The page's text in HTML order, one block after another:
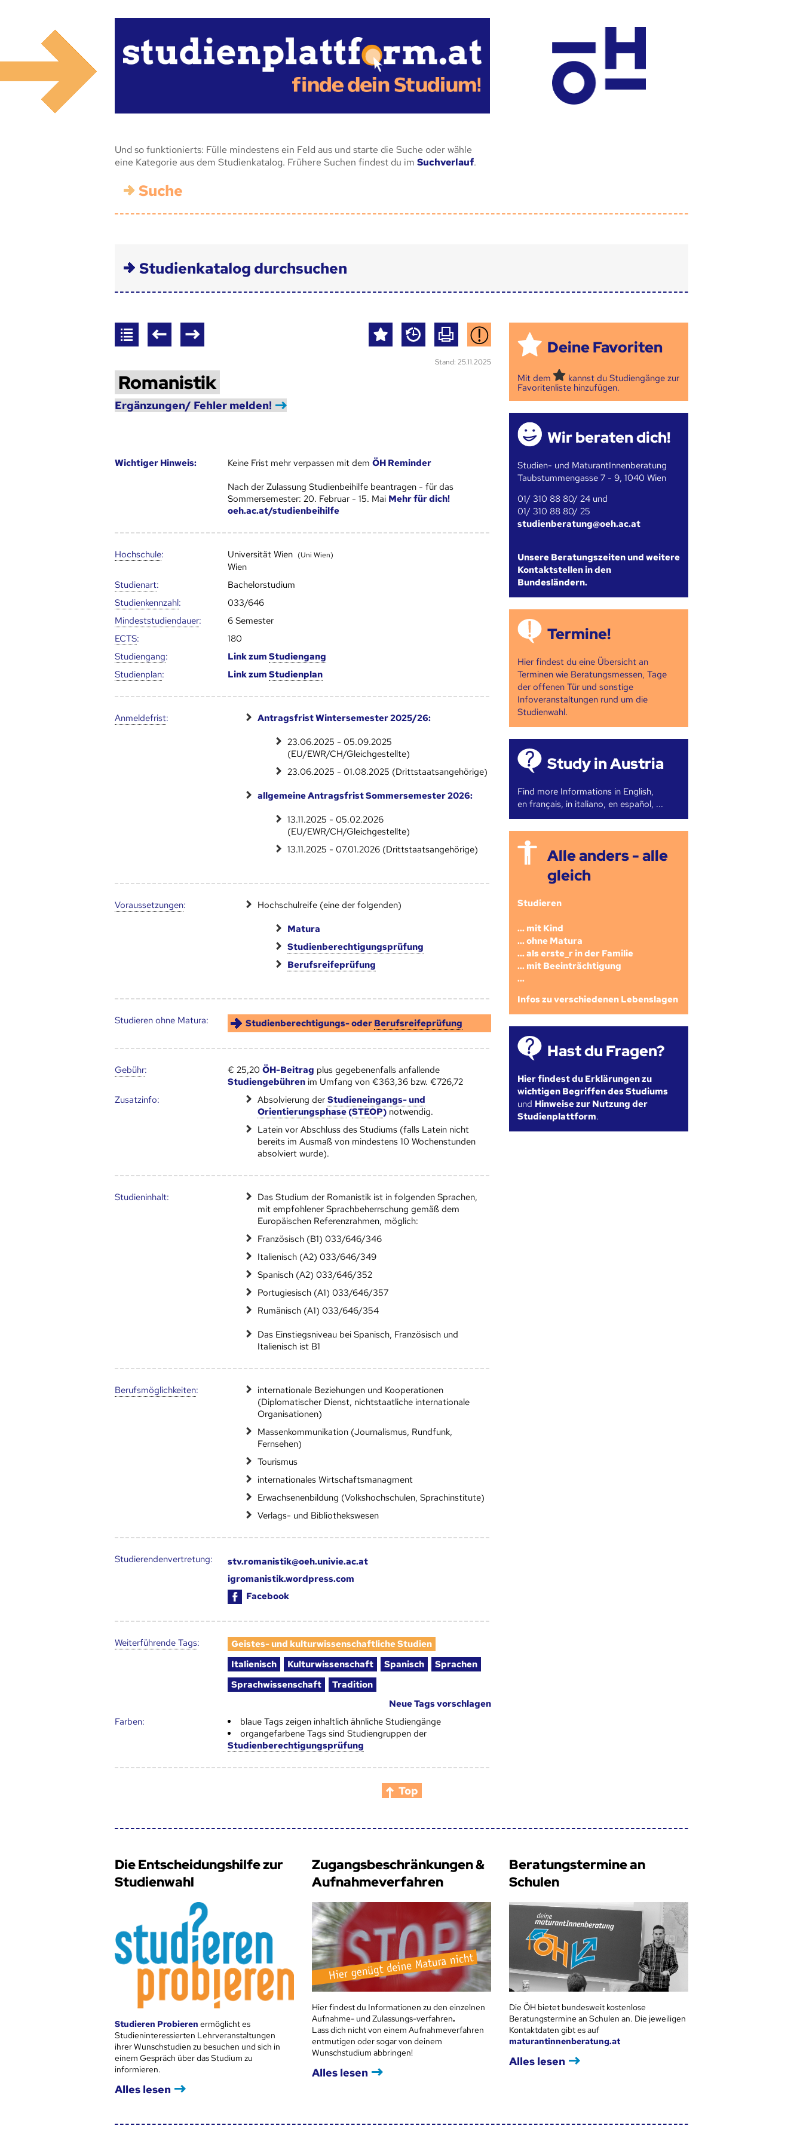
Und so funktionierts: Fülle mindestens ein Feld aus und starte die Suche oder wähle
eine Kategorie aus dem Studienkatalog. Frühere Suchen findest du im Suchverlauf.
Suche
Studienkatalog durchsuchen
Stand: 25.11.2025
Romanistik
Ergänzungen/ Fehler melden!
Wich­ti­ger Hin­weis: Keine Frist mehr verpassen mit dem ÖH Reminder
Nach der Zulassung Studienbeihilfe beantragen - für das
Sommersemester: 20. Februar - 15. Mai Mehr für dich!
oeh.ac.at/studienbeihilfe
Hoch­schule: Universität Wien (Uni Wien)
Wien
Studienart:
Bachelorstudium
Studien­kenn­zahl:
033/646
Mindest­studien­dauer:
6 Semester
ECTS:
180
Studien­gang: Link zum Studien­gang
Studien­plan: Link zum Studien­plan
Anmelde­frist: Antragsfrist Wintersemester 2025/26:
23.06.2025 - 05.09.2025
(EU/EWR/CH/Gleichgestellte)
23.06.2025 - 01.08.2025 (Drittstaatsangehörige)
allgemeine Antragsfrist Sommersemester 2026:
13.11.2025 - 05.02.2026
(EU/EWR/CH/Gleichgestellte)
13.11.2025 - 07.01.2026 (Drittstaatsangehörige)
Voraus­setzungen: Hochschulreife (eine der folgenden)
Matura
Studienberechtigungsprüfung
Berufsreifeprüfung
Studieren ohne Matura: Studienberechtigungs- oder Berufsreifeprüfung
Gebühr: € 25,20 ÖH-Beitrag plus gegebenenfalls anfallende
Studiengebührenim Umfang von €363,36 bzw. €726,72
Zusatz­info:
Absolvierung der Studieneingangs- und
Orientierungsphase(STEOP)notwendig.
Latein vor Abschluss des Studiums (falls Latein nicht
bereits im Ausmaß von mindestens 10 Wochenstunden
absolviert wurde).
Studien­inhalt:
Das Studium der Romanistik ist in folgenden Sprachen,
mit empfohlener Sprachbeherrschung gemäß dem
Europäischen Referenzrahmen, möglich:
Französisch (B1) 033/646/346
Italienisch (A2) 033/646/349
Spanisch (A2) 033/646/352
Portugiesisch (A1) 033/646/357
Rumänisch (A1) 033/646/354
Das Einstiegsniveau bei Spanisch, Französisch und
Italienisch ist B1
Berufs­möglich­keiten:
internationale Beziehungen und Kooperationen
(Diplomatischer Dienst, nichtstaatliche internationale
Organisationen)
Massenkommunikation (Journalismus, Rundfunk,
Fernsehen)
Tourismus
internationales Wirtschaftsmanagment
Erwachsenenbildung (Volkshochschulen, Sprachinstitute)
Verlags- und Bibliothekswesen
Studierendenvertretung:
stv.romanistik@oeh.univie.ac.at
igromanistik.wordpress.com
Facebook
Weiter­führende Tags:
Geistes- und kulturwissenschaftliche Studien
Italienisch
Kulturwissenschaft Spanisch
Sprachen
Sprachwissenschaft
Tradition
Neue Tags vorschlagen
Farben:
blaue Tags zeigen inhaltlich ähnliche Studiengänge
organgefarbene Tags sind Studiengruppen der
Studienberechtigungsprüfung
Deine Favoriten
Mit dem
kannst du Studiengänge zur
Favoritenliste hinzufügen.
Wir beraten dich!
Studien- und MaturantInnenberatung
Taubstummengasse 7 - 9, 1040 Wien
01/ 310 88 80/ 24 und
01/ 310 88 80/ 25
studienberatung@oeh.ac.at
Unsere Beratungszeiten und weitere
Kontaktstellen in den
Bundesländern.
Termine!
Hier findest du eine Übersicht an
Terminen wie Beratungsmessen, Tage
der offenen Tür und sonstige
Infoveranstaltungen rund um die
Studienwahl.
Study in Austria
Find more Informations in English,
en français, in italiano, en español, ...
Alle anders - alle
gleich
Studieren
... mit Kind
... ohne Matura
... als erste_r in der Familie
... mit Beeinträchtigung
...
Infos zu verschiedenen Lebenslagen
Hast du Fragen?
Hier findest du Erklärungen zu
wichtigen Begriffen des Studiums
und Hinweise zur Nutzung der
Studienplattform.
Top
Die Entscheidungshilfe zur
Studienwahl
Studieren Probieren ermöglicht es
Studieninteressierten Lehrveranstaltungen
ihrer Wunschstudien zu besuchen und sich in
einem Gespräch über das Studium zu
informieren.
Alles lesen
Zugangsbeschränkungen &
Aufnahmeverfahren
Hier findest du Informationen zu den einzelnen
Aufnahme- und Zulassungs-verfahren.
Lass dich nicht von einem Aufnahmeverfahren
entmutigen oder sogar von deinem
Wunschstudium abbringen!
Alles lesen
Beratungstermine an
Schulen
Die ÖH bietet bundesweit kostenlose
Beratungstermine an Schulen an. Die jeweiligen
Kontaktdaten gibt es auf
maturantinnenberatung.at
Alles lesen